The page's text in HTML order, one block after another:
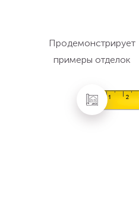
Продемонстрирует
примеры отделок